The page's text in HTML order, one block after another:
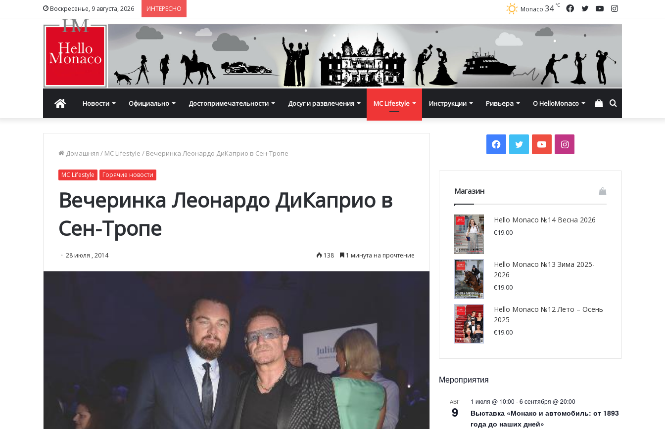
Воскресенье, 9 августа, 2026 ИНТЕРЕСНО Instagram
YouTube
Twitter
Facebook
Monaco 34 ℃
ГлавнаяНовости Официально Достопримечательности Досуг и развлечения MC Lifestyle Инструкции Ривьера О HelloMonaco Смотреть
Домашняя / MC Lifestyle / Вечеринка Леонардо ДиКаприо в Сен-Тропе
MC Lifestyle Горячие новости
Вечеринка Леонардо ДиКаприо в
Сен-Тропе
28 июля , 2014 138 1 минута на прочтение
Facebook
TwitterYouTubeInstagram
Магазин
Hello Monaco №14 Весна 2026
€19.00
Hello Monaco №13 Зима 2025-
2026
€19.00
Hello Monaco №12 Лето – Осень
2025
€19.00
Мероприятия
АВГ
9
1 июля @ 10:00 -6 сентября @ 20:00
Выставка «Монако и автомобиль: от 1893
года до наших дней»